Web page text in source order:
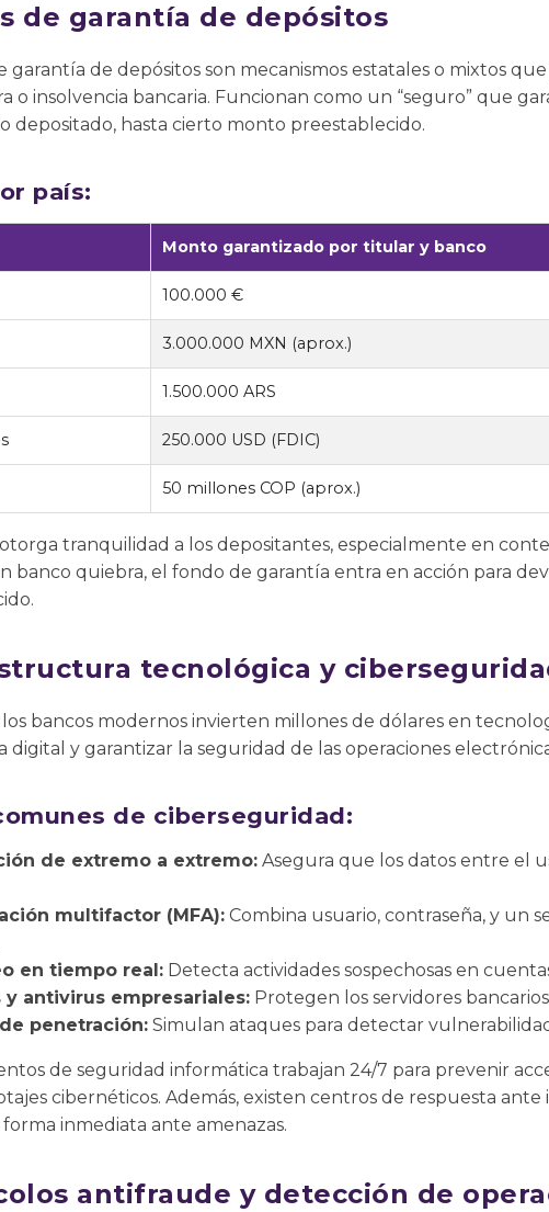
de garantía de depósitos
garantía de depósitos son mecanismos estatales o mixtos
o insolvencia bancaria. Funcionan como un “seguro” que
depositado, hasta cierto monto preestablecido.
país:
Monto garantizado por titular y banco
100.000 €
3.000.000 MXN (aprox.)
1.500.000 ARS
250.000 USD (FDIC)
50 millones COP (aprox.)
tranquilidad a los depositantes, especialmente en
banco quiebra, el fondo de garantía entra en acción para
tecnológica y
los bancos modernos invierten millones de dólares en
y garantizar la seguridad de las operaciones
de ciberseguridad:
de extremo a extremo: Asegura que los datos entre el
multifactor (MFA): Combina usuario, contraseña, y un
en tiempo real: Detecta actividades sospechosas en
y antivirus empresariales: Protegen los servidores
penetración: Simulan ataques para detectar
de seguridad informática trabajan 24/7 para prevenir
cibernéticos. Además, existen centros de respuesta ante
inmediata ante amenazas.
antifraude y detección de